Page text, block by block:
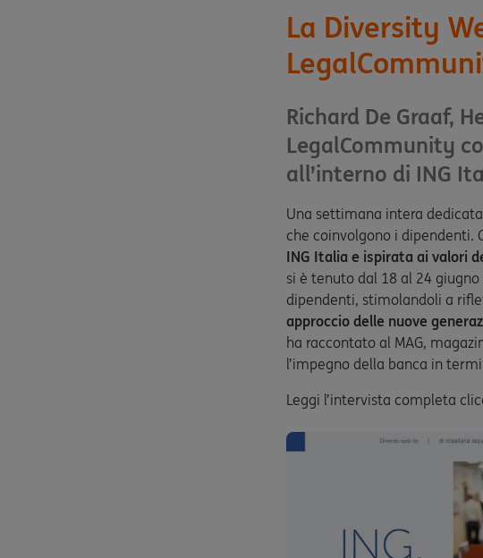
La Diversity
Richard De Graaf,
LegalCommunity
all’interno di ING
Una settimana intera
che coinvolgono i dipendenti.
ING Italia e ispirata ai valori
si è tenuto dal 18 al 24
dipendenti, stimolandoli a
approccio delle nuove
ha raccontato al MAG,
l’impegno della banca in
Leggi l’intervista completa